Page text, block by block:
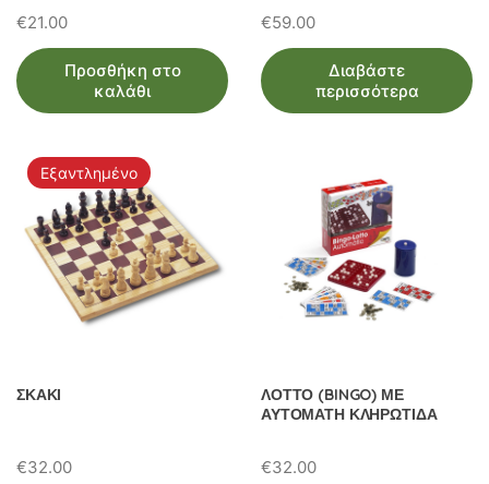
€21.00
Προσθήκη στο
καλάθι
€59.00
Διαβάστε
περισσότερα
Εξαντλημένο
ΣΚΑΚΙ
€32.00
ΛΟΤΤΟ (BINGO) ΜΕ
ΑΥΤΟΜΑΤΗ ΚΛΗΡΩΤΙΔΑ
€32.00